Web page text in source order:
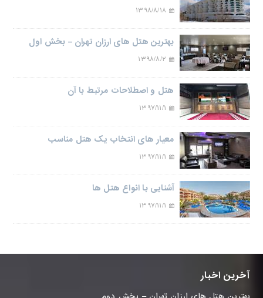
۱۳۹۸/۸/۱۸
بهترین هتل های ارزان تهران – بخش اول
۱۳۹۸/۸/۲
هتل و اصطلاحات مرتبط با آن
۱۳۹۷/۱۱/۱
معیار های انتخاب یک هتل مناسب
۱۳۹۷/۱۱/۱
آشنایی با انواع هتل ها
۱۳۹۷/۱۱/۱
آخرین اخبار